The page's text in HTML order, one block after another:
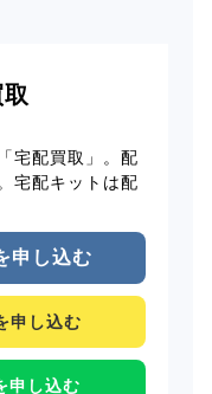
宅配買取」。配
宅配キットは配
申し込む
申し込む
申し込む